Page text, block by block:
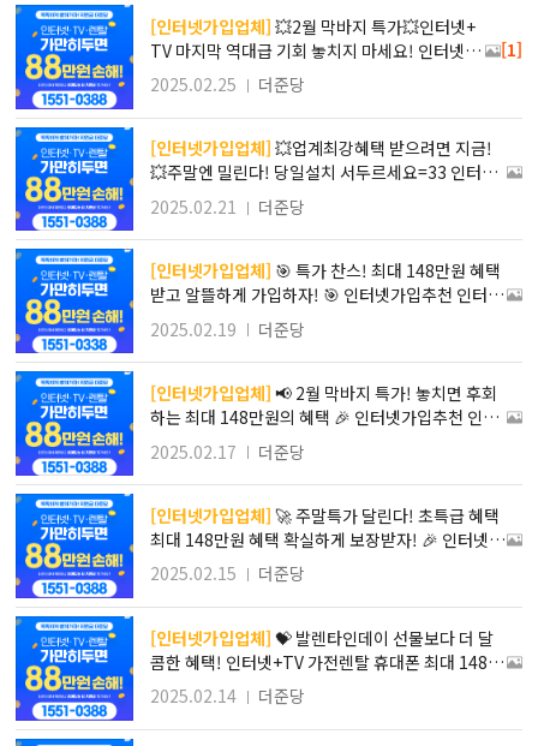
인터넷비교견적
[인터넷가입업체] 💥2월 막바지 특가💥인터넷+
TV 마지막 역대급 기회 놓치지 마세요! 인터넷가
입추천 인터넷티비결합할인 인터넷설치빠른곳
인터넷현금지원많이주는곳 휴대폰인터넷결합 T
V결합상품할인 인터넷비교견적
[1]
2025.02.25
더준당
[인터넷가입업체] 💥업계최강혜택 받으려면 지금!
💥주말엔 밀린다! 당일설치 서두르세요=33 인터넷
가입추천 인터넷티비결합할인 인터넷설치빠른곳 인
터넷현금지원많이주는곳 휴대폰인터넷결합 TV결
합상품할인 인터넷비교견적
2025.02.21 더준당
[인터넷가입업체]
받고 알뜰하게 가입하자! 🎯 인터넷가입추천 인터넷
티비결합할인 인터넷설치빠른곳 인터넷현금지원많
이주는곳 휴대폰인터넷결합 TV결합상품할인 인터
넷비교견적
2025.02.19 더준당
[인터넷가입업체] 📢 2월 막바지 특가! 놓치면 후회
하는 최대 148만원의 혜택 🎉 인터넷가입추천 인터
넷티비결합할인 인터넷설치빠른곳 인터넷현금지원
많이주는곳 휴대폰인터넷결합 TV결합상품할인 인
터넷비교견적
2025.02.17 더준당
[인터넷가입업체] 🚀 주말특가 달린다! 초특급 혜택
최대 148만원 혜택 확실하게 보장받자! 🎉 인터넷가
입추천 인터넷티비결합할인 인터넷설치빠른곳 인터
넷현금지원많이주는곳 휴대폰인터넷결합 TV결합
상품할인 인터넷비교견적 인터넷티비가입혜택 인터
넷요금제상담
2025.02.15 더준당
[인터넷가입업체] 💝 발렌타인데이 선물보다 더 달
콤한 혜택! 인터넷+TV 가전렌탈 휴대폰 최대 148만
원 🎁
2025.02.14 더준당